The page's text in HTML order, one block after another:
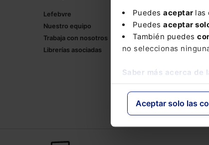
Puedes aceptar las
Puedes aceptar
También puedes
no seleccionas
Saber más acerca de
Aceptar solo las
Lefebvre
Nuestro equipo
Trabaja con nosotros
Librerías asociadas